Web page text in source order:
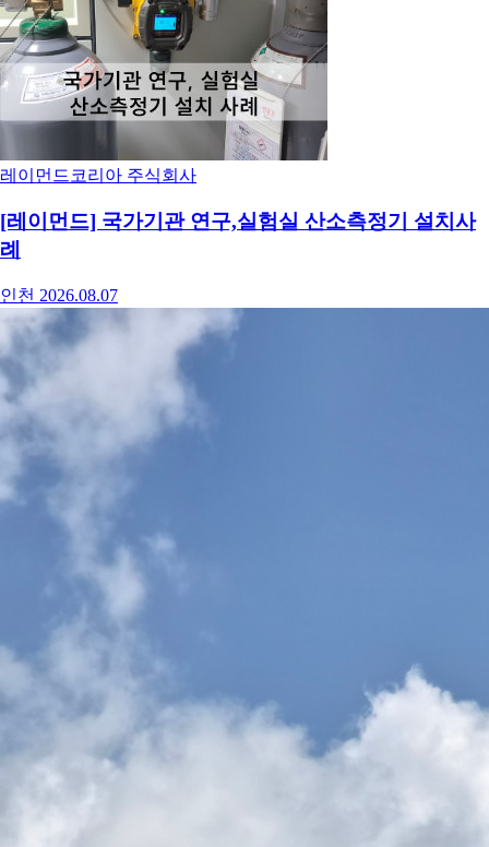
레이먼드코리아 주식회사
[레이먼드] 국가기관 연구,실험실 산소측정기 설치사
례
인천 2026.08.07